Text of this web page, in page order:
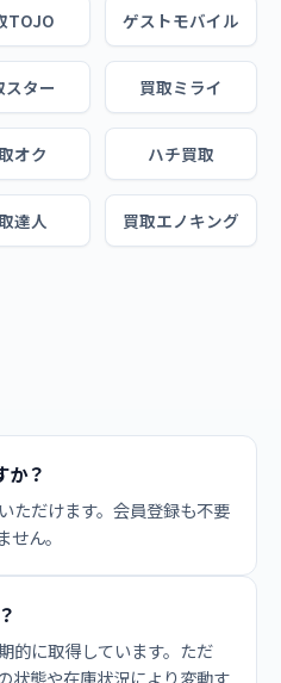
TOJO ゲストモバイル
スター 買取ミライ
オク ハチ買取
達人 買取エノキング
か？
ただけます。会員登録も不要
ん。
的に取得しています。ただ
状態や在庫状況により変動す